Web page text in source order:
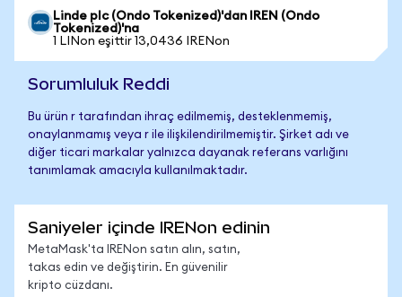
Linde plc (Ondo Tokenized)'dan IREN (Ondo
Tokenized)'na
1 LINon eşittir 13,0436 IRENon
Sorumluluk Reddi
Bu ürün r tarafından ihraç edilmemiş, desteklenmemiş,
onaylanmamış veya r ile ilişkilendirilmemiştir. Şirket adı ve
diğer ticari markalar yalnızca dayanak referans varlığını
tanımlamak amacıyla kullanılmaktadır.
Saniyeler içinde IRENon edinin
MetaMask'ta IRENon satın alın, satın,
takas edin ve değiştirin. En güvenilir
kripto cüzdanı.